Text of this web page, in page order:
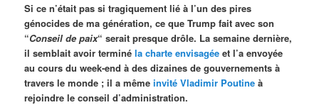
Si ce n’était pas si tragiquement lié à l’un des pires
génocides de ma génération, ce que Trump fait avec son
“Conseil de paix“ serait presque drôle. La semaine dernière,
il semblait avoir terminéla charte envisagée et l’a envoyée
au cours du week-end à des dizaines de gouvernements à
travers le monde ; il a mêmeinvité Vladimir Poutine à
rejoindre le conseil d’administration.